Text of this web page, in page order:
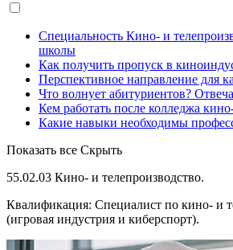
Специальность Кино- и
школы
Как получить пропуск в
Перспективное направление для
Что волнует абитуриентов?
Кем работать после колледжа
Какие навыки необходимы
Показать все Скрыть
55.02.03 Кино- и телепроизводство.
Квалификация: Специалист по кино- и
(игровая индустрия и киберспорт).